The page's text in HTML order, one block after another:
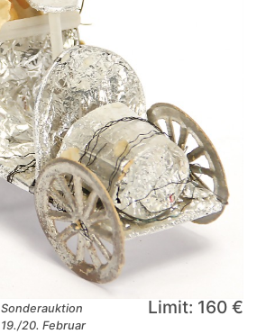
Sonderauktion
19./20. Februar
Limit: 160 €